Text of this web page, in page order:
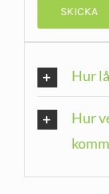
Hur
Hur